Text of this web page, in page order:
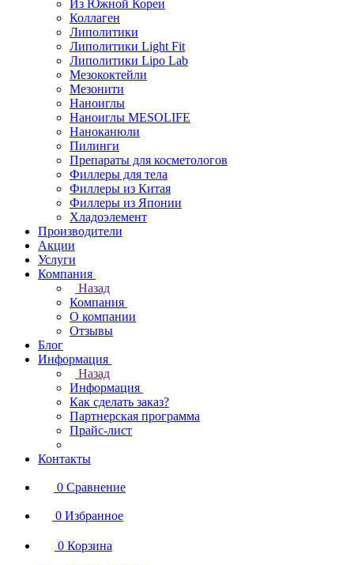
Из Южной Кореи
Коллаген
Липолитики
Липолитики Light Fit
Липолитики Lipo Lab
Мезококтейли
Мезонити
Наноиглы
Наноиглы MESOLIFE
Наноканюли
Пилинги
Препараты для косметологов
Филлеры для тела
Филлеры из Китая
Филлеры из Японии
Хладоэлемент
Производители
Акции
Услуги
Компания
Назад
Компания
О компании
Отзывы
Блог
Информация
Назад
Информация
Как сделать заказ?
Партнерская программа
Прайс-лист
Контакты
0 Сравнение
0 Избранное
0 Корзина